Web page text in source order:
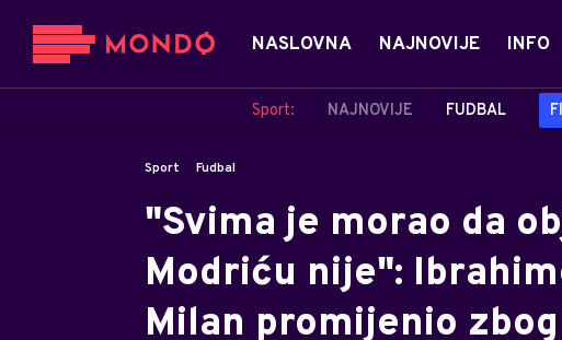
NASLOVNA NAJNOVIJE INFO
Sport: NAJNOVIJE FUDBAL
Sport Fudbal
"Svima je morao da
Modriću nije":
Milan promijenio